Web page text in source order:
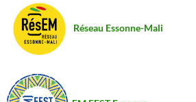
Réseau Essonne-Mali